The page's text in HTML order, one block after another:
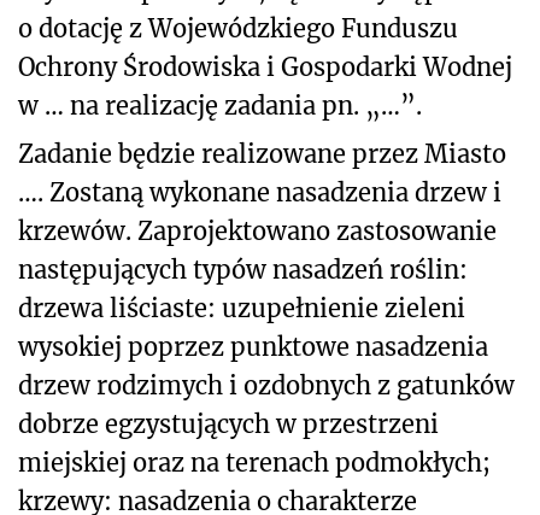
o dotację z Wojewódzkiego Funduszu
Ochrony Środowiska i Gospodarki Wodnej
w … na realizację zadania pn. „…”.
Zadanie będzie realizowane przez Miasto
…. Zostaną wykonane nasadzenia drzew i
krzewów. Zaprojektowano zastosowanie
następujących typów nasadzeń roślin:
drzewa liściaste: uzupełnienie zieleni
wysokiej poprzez punktowe nasadzenia
drzew rodzimych i ozdobnych z gatunków
dobrze egzystujących w przestrzeni
miejskiej oraz na terenach podmokłych;
krzewy: nasadzenia o charakterze